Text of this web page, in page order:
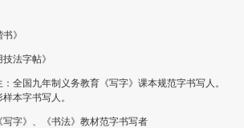
》
法字帖》
全国九年制义务教育《写字》课本规范字书写人。
本字书写人。
字》、《书法》教材范字书写者